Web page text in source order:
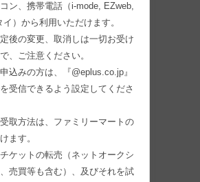
ン、携帯電話（i-mode, EZweb,
）から利用いただけます。
後の変更、取消しは一切お受け
、ご注意ください。
込みの方は、『@eplus.co.jp』
受信できるよう設定してくださ
取方法は、ファミリーマートの
ます。
ケットの転売（ネットオークシ
売買等も含む）、及びそれを試